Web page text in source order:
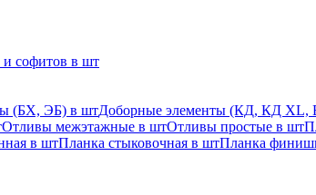
и софитов в шт
(БХ, ЭБ) в штДоборные элементы (КД, КД XL,
Отливы межэтажные в штОтливы простые в шт
в штПланка стыковочная в штПланка